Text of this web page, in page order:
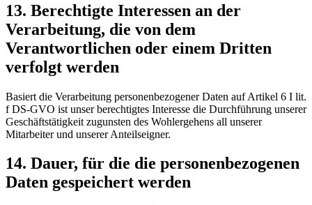
13. Berechtigte Interessen an der
Verarbeitung, die von dem
Verantwortlichen oder einem Dritten
verfolgt werden
Basiert die Verarbeitung personenbezogener Daten auf Artikel 6 I lit.
f DS-GVO ist unser berechtigtes Interesse die Durchführung unserer
Geschäftstätigkeit zugunsten des Wohlergehens all unserer
Mitarbeiter und unserer Anteilseigner.
14. Dauer, für die die personenbezogenen
Daten gespeichert werden